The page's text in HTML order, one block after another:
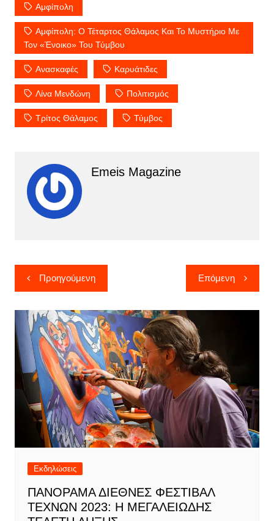
Αμφίπολη
Αμφίπολη: Ο Τέταρτος Θάλαμος Και Το Μυστήριο Με
Τον «ένοικο» Του Τύμβου
Ανασκαφές Καρυάτιδες
Λίνα Μενδώνη Πολιτισμός
Τρίτος Θάλαμος Τύμβος
Emeis Magazine
Πλοήγηση
άρθρων
Προηγούμενη Επόμενη
Εκδηλώσεις
ΠΑΝΟΡΑΜΑ ΔΙΕΘΝΕΣ ΦΕΣΤΙΒΑΛ
ΤΕΧΝΩΝ 2023: Η ΜΕΓΑΛΕΙΩΔΗΣ